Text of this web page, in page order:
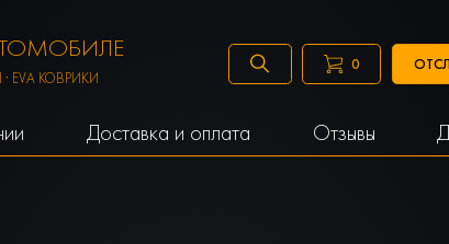
EVA КОВРИКИ
0
Доставка и оплата Отзывы